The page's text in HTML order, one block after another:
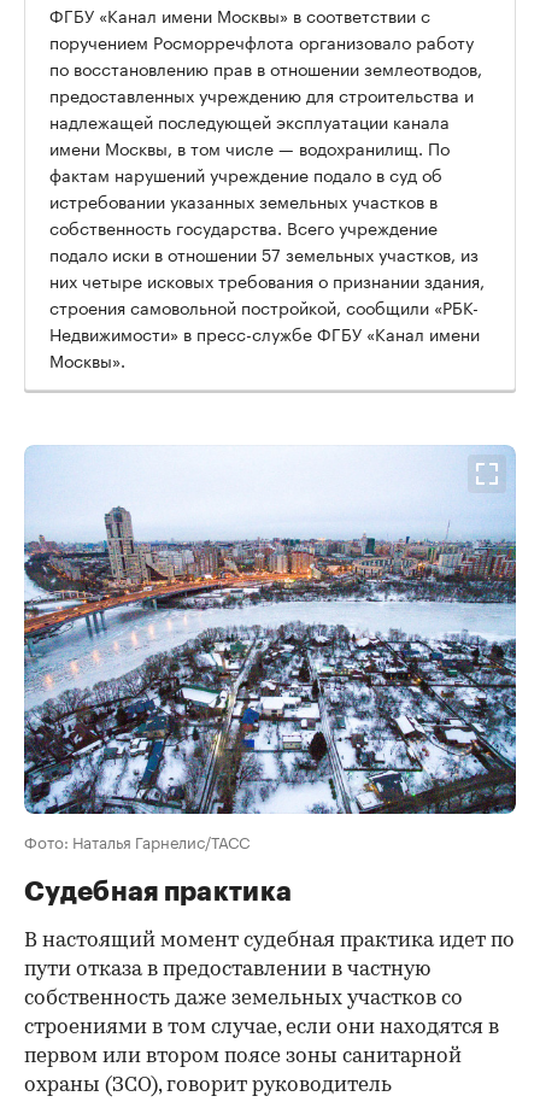
ФГБУ «Канал имени Москвы» в соответствии с
поручением Росморречфлота организовало работу
по восстановлению прав в отношении землеотводов,
предоставленных учреждению для строительства и
надлежащей последующей эксплуатации канала
имени Москвы, в том числе — водохранилищ. По
фактам нарушений учреждение подало в суд об
истребовании указанных земельных участков в
собственность государства. Всего учреждение
подало иски в отношении 57 земельных участков, из
них четыре исковых требования о признании здания,
строения самовольной постройкой, сообщили «РБК-
Недвижимости» в пресс-службе ФГБУ «Канал имени
Москвы».
Фото: Наталья Гарнелис/ТАСС
Судебная практика
В настоящий момент судебная практика идет по
пути отказа в предоставлении в частную
собственность даже земельных участков со
строениями в том случае, если они находятся в
первом или втором поясе зоны санитарной
охраны (ЗСО), говорит руководитель